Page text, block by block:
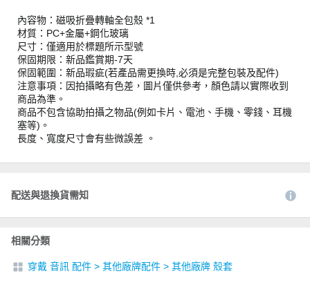
內容物：磁吸折疊轉軸全包殼 *1
材質：PC+金屬+鋼化玻璃
尺寸：僅適用於標題所示型號
保固期限：新品鑑賞期-7天
保固範圍：新品瑕疵(若產品需更換時,必須是完整包裝及配件)
注意事項：因拍攝略有色差，圖片僅供參考，顏色請以實際收到
商品為準。
商品不包含協助拍攝之物品(例如卡片、電池、手機、零錢、耳機
塞等)。
長度、寬度尺寸會有些微誤差 。
配送與退換貨需知
相關分類
穿戴 音訊 配件 > 其他廠牌配件 > 其他廠牌 殼套